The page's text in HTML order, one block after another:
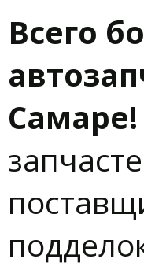
Всего
Самаре!